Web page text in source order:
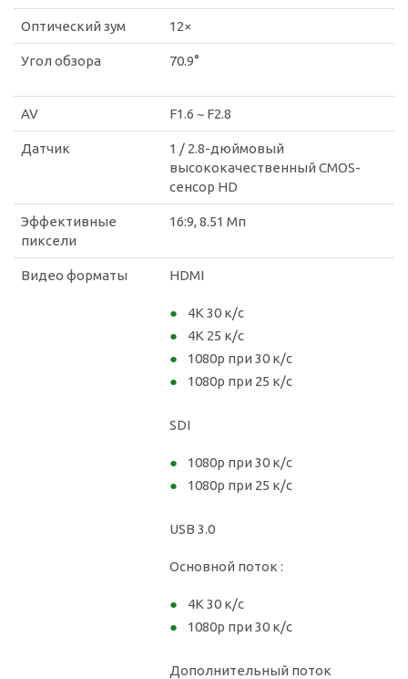
Оптический зум 12×
Угол обзора 70.9°
AV F1.6 ~ F2.8
Датчик
1 / 2.8-дюймовый
высококачественный CMOS-
сенсор HD
Эффективные
пиксели
16:9, 8.51 Мп
Видео форматы HDMI
4K 30 к/с
4K 25 к/с
1080p при 30 к/с
1080p при 25 к/с
SDI
1080p при 30 к/с
1080p при 25 к/с
USB 3.0
Основной поток :
4K 30 к/с
1080p при 30 к/с
Дополнительный поток